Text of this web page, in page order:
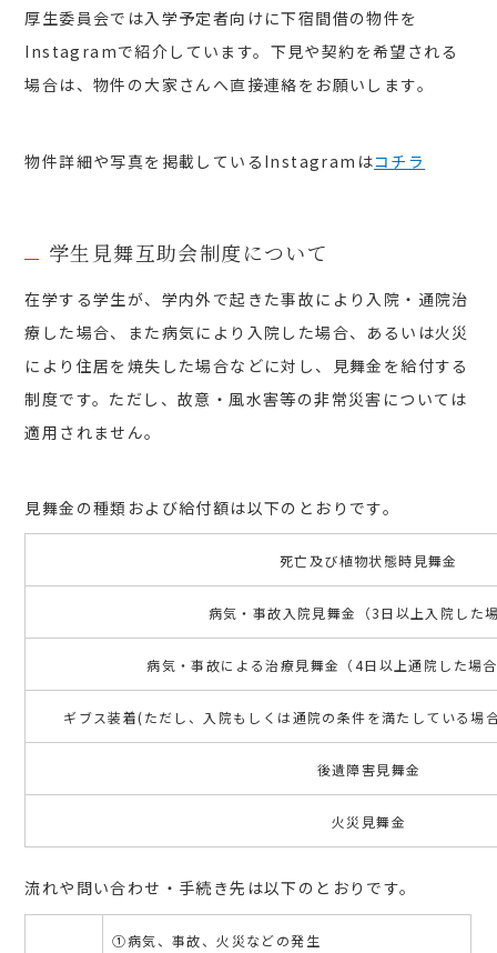
厚生委員会では入学予定者向けに下宿間借の物件を
Instagramで紹介しています。下見や契約を希望される
場合は、物件の大家さんへ直接連絡をお願いします。
物件詳細や写真を掲載しているInstagramはコチラ
学生見舞互助会制度について
在学する学生が、学内外で起きた事故により入院・通院治
療した場合、また病気により入院した場合、あるいは火災
により住居を焼失した場合などに対し、見舞金を給付する
制度です。ただし、故意・風水害等の非常災害については
適用されません。
見舞金の種類および給付額は以下のとおりです。
死亡及び植物状態時見舞金
病気・事故入院見舞金（3日以上入院した
病気・事故による治療見舞金（4日以上通院した場
ギブス装着(ただし、入院もしくは通院の条件を満たしている場
後遺障害見舞金
火災見舞金
流れや問い合わせ・手続き先は以下のとおりです。
①病気、事故、火災などの発生